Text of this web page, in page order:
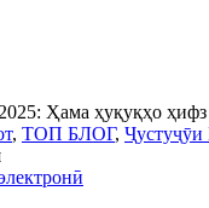
Ҳама ҳуқуқҳо
, ТОП БЛОГ,